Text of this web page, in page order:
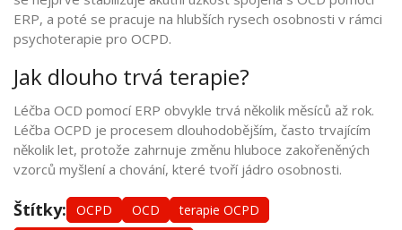
ERP, a poté se pracuje na hlubších rysech osobnosti v rámci
psychoterapie pro OCPD.
Jak dlouho trvá terapie?
Léčba OCD pomocí ERP obvykle trvá několik měsíců až rok.
Léčba OCPD je procesem dlouhodobějším, často trvajícím
několik let, protože zahrnuje změnu hluboce zakořeněných
vzorců myšlení a chování, které tvoří jádro osobnosti.
Štítky: OCPD OCD
terapie OCPD